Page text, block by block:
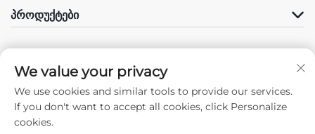
ᲞᲠᲝᲓᲣᲥᲢᲔᲑᲘ
Მოგვყევით
We value your privacy
We use cookies and similar tools to provide our services.
If you don't want to accept all cookies, click Personalize
cookies.